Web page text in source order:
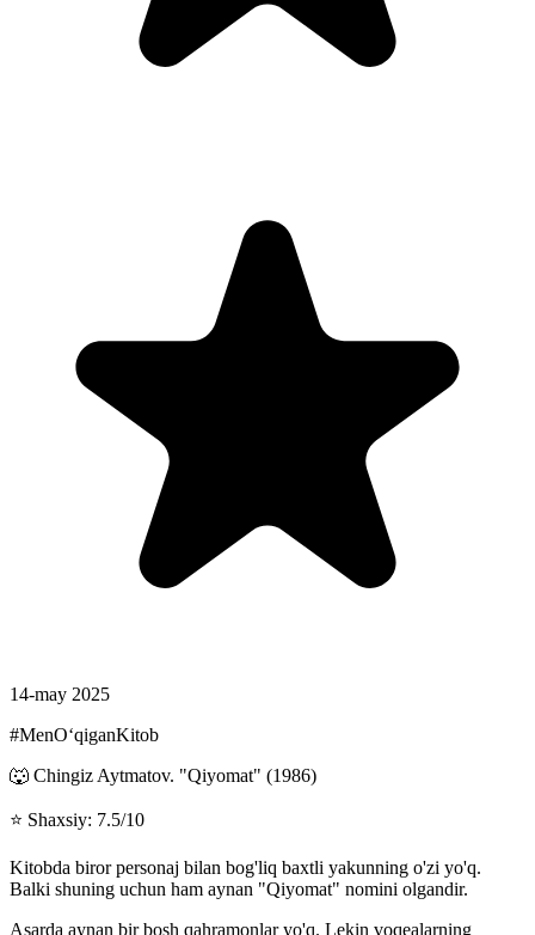
14-may 2025
#MenOʻqiganKitob
🐺 Chingiz Aytmatov. "Qiyomat" (1986)
⭐️ Shaxsiy: 7.5/10
Kitobda biror personaj bilan bog'liq baxtli yakunning o'zi yo'q.
Balki shuning uchun ham aynan "Qiyomat" nomini olgandir.
Asarda aynan bir bosh qahramonlar yo'q. Lekin voqealarning